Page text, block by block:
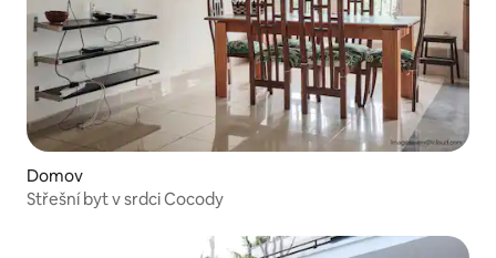
Domov
Střešní byt v srdci Cocody